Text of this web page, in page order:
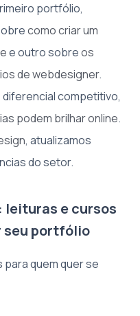
portfólio,
como criar um
e outro sobreos
de webdesigner.
diferencial competitivo,
podem brilhar online.
, atualizamos
do setor.
e cursos
seu portfólio
quem quer se